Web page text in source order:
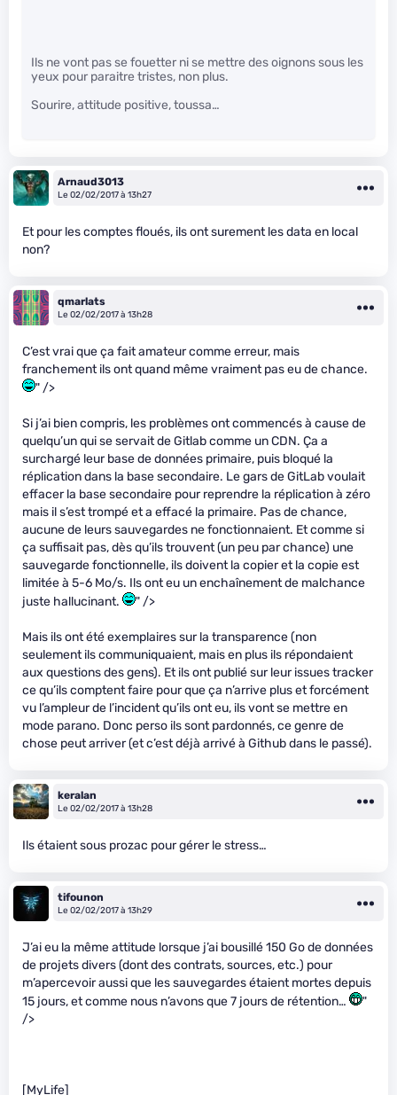
Ils ne vont pas se fouetter ni se mettre des oignons sous les
yeux pour paraitre tristes, non plus.
Sourire, attitude positive, toussa…
Arnaud3013
Le 02/02/2017 à 13h27
Et pour les comptes floués, ils ont surement les data en local
non?
qmarlats
Le 02/02/2017 à 13h28
C’est vrai que ça fait amateur comme erreur, mais
franchement ils ont quand même vraiment pas eu de chance.
" />
Si j’ai bien compris, les problèmes ont commencés à cause de
quelqu’un qui se servait de Gitlab comme un CDN. Ça a
surchargé leur base de données primaire, puis bloqué la
réplication dans la base secondaire. Le gars de GitLab voulait
effacer la base secondaire pour reprendre la réplication à zéro
mais il s’est trompé et a effacé la primaire. Pas de chance,
aucune de leurs sauvegardes ne fonctionnaient. Et comme si
ça suffisait pas, dès qu’ils trouvent (un peu par chance) une
sauvegarde fonctionnelle, ils doivent la copier et la copie est
limitée à 5-6 Mo/s. Ils ont eu un enchaînement de malchance
juste hallucinant.
" />
Mais ils ont été exemplaires sur la transparence (non
seulement ils communiquaient, mais en plus ils répondaient
aux questions des gens). Et ils ont publié sur leur issues tracker
ce qu’ils comptent faire pour que ça n’arrive plus et forcément
vu l’ampleur de l’incident qu’ils ont eu, ils vont se mettre en
mode parano. Donc perso ils sont pardonnés, ce genre de
chose peut arriver (et c’est déjà arrivé à Github dans le passé).
keralan
Le 02/02/2017 à 13h28
Ils étaient sous prozac pour gérer le stress…
tifounon
Le 02/02/2017 à 13h29
J’ai eu la même attitude lorsque j’ai bousillé 150 Go de données
de projets divers (dont des contrats, sources, etc.) pour
m’apercevoir aussi que les sauvegardes étaient mortes depuis
15 jours, et comme nous n’avons que 7 jours de rétention…
"
/>
[MyLife]